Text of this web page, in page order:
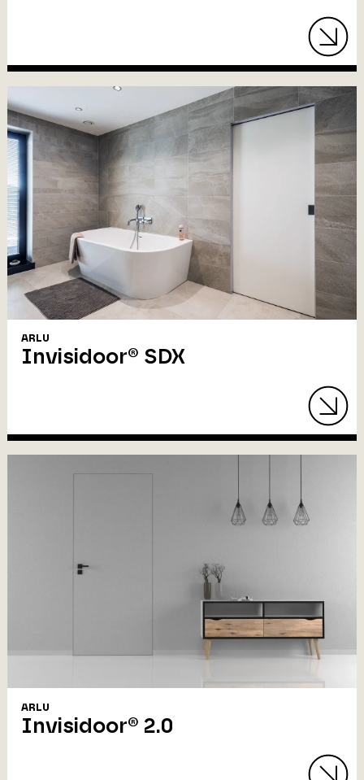
ARLU
Invisidoor® SDX
ARLU
Invisidoor® 2.0